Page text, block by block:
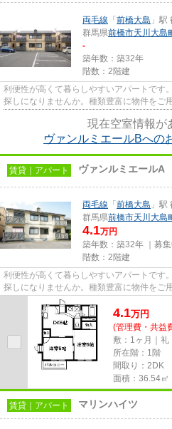
両毛線 「 前橋大島 」駅
群馬県前橋市天川大島
-
築年数：築32年
階数：2階建
利便性が高くて暮らしやすいアパートです
探しになりませんか。種類豊富に物件をご
現在空室情報が
ヴァンルミエールBへの
賃貸｜アパート ヴァンルミエールA
両毛線 「 前橋大島 」駅
群馬県前橋市天川大島
4.1万円
築年数：築32年 ｜募集
階数：2階建
利便性が高くて暮らしやすいアパートです
探しになりませんか。種類豊富に物件をご
4.1万円
(管理費・共益
敷：1ヶ月｜礼
所在階：1階
間取り：2DK
面積：36.54㎡
賃貸｜アパート マリンハイツ